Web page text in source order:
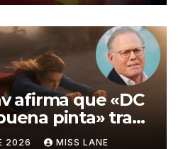
afirma que «DC
pinta» tras
«Supergirl»
2026 MISS LANE